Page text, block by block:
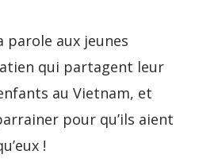
parole aux jeunes
qui partagent leur
au Vietnam, et
pour qu’ils aient
!